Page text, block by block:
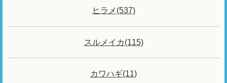
ヒラメ(537)
スルメイカ(115)
カワハギ(11)